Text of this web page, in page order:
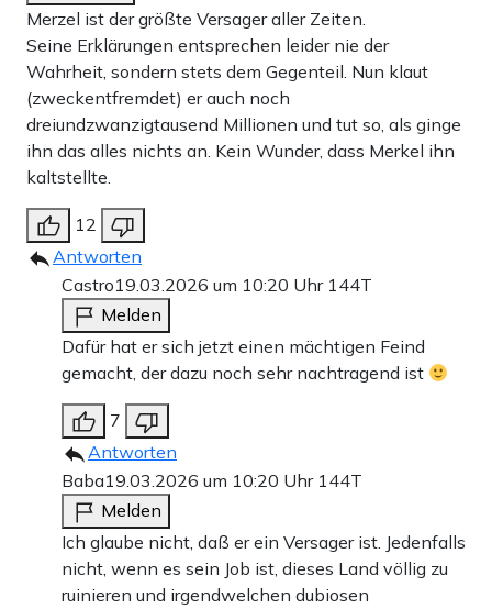
Merzel ist der größte Versager aller Zeiten.
Seine Erklärungen entsprechen leider nie der
Wahrheit, sondern stets dem Gegenteil. Nun klaut
(zweckentfremdet) er auch noch
dreiundzwanzigtausend Millionen und tut so, als ginge
ihn das alles nichts an. Kein Wunder, dass Merkel ihn
kaltstellte.
12
Antworten
Castro19.03.2026 um 10:20 Uhr 144T
Melden
Dafür hat er sich jetzt einen mächtigen Feind
gemacht, der dazu noch sehr nachtragend ist
7
Antworten
Baba19.03.2026 um 10:20 Uhr 144T
Melden
Ich glaube nicht, daß er ein Versager ist. Jedenfalls
nicht, wenn es sein Job ist, dieses Land völlig zu
ruinieren und irgendwelchen dubiosen